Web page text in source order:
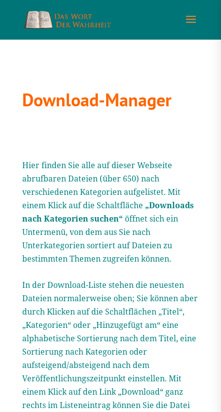
Download-Manager
Hier finden Sie alle auf dieser Webseite
abrufbaren Dateien (über 650) nach
verschiedenen Kategorien aufgelistet. Mit
einem Klick auf die Schaltfläche „Downloads
nach Kategorien suchen“ öffnet sich ein
Untermenü, von dem aus Sie nach
Unterkategorien sortiert auf Dateien zu
bestimmten Themen zugreifen können.
In der Download-Liste stehen die neuesten
Dateien normalerweise oben; Sie können aber
durch Klicken auf die Schaltflächen „Titel“,
„Kategorien“ oder „Hinzugefügt am“ eine
alphabetische Sortierung nach dem Titel, eine
Sortierung nach Kategorien oder
aufsteigend/absteigend nach dem
Veröffentlichungszeitpunkt einstellen. Mit
einem Klick auf den Link „Download“ ganz
rechts im Listeneintrag können Sie die Datei